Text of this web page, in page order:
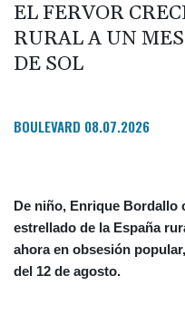
EL FERVOR
RURAL A UN
DE SOL
BOULEVARD 08.07.2026
De niño, Enrique Bordallo
estrellado de la España
ahora en obsesión
del 12 de agosto.